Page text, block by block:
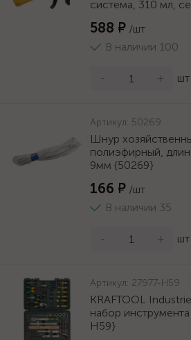
система, 310 мл,
588 ₽ /шт
В наличии 100
- + шт
Артикул: 50269
Шнур
полиэфирный,
9мм {50269}
166 ₽ /шт
В наличии 35
- + шт
Артикул: 27977-H59
KRAFTOOL
набор
H59}